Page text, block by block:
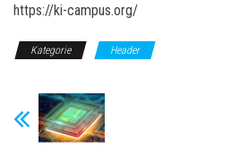
https://ki-campus.org/
Kategorie Header